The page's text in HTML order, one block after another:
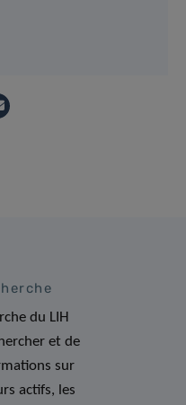
du LIH
et de
sur
actifs, les